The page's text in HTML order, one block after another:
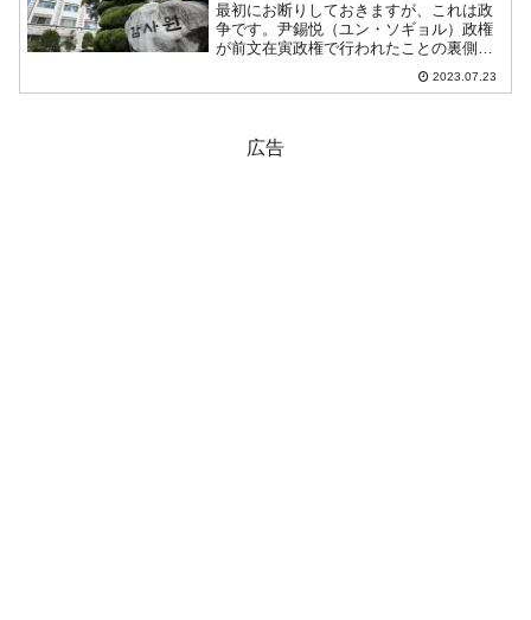
最初にお断りしておきますが、これは政
争です。尹錫悦（ユン・ソギョル）政権
が前文在寅政権で行われたことの裏側を
つまびらかにしていますが、正義のため
だけに行っているのではありまんせん。
2023.07.23
広告